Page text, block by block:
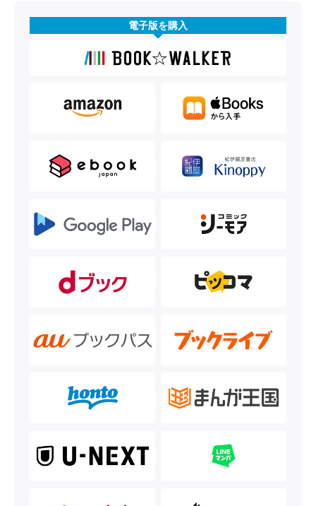
電子版を購入